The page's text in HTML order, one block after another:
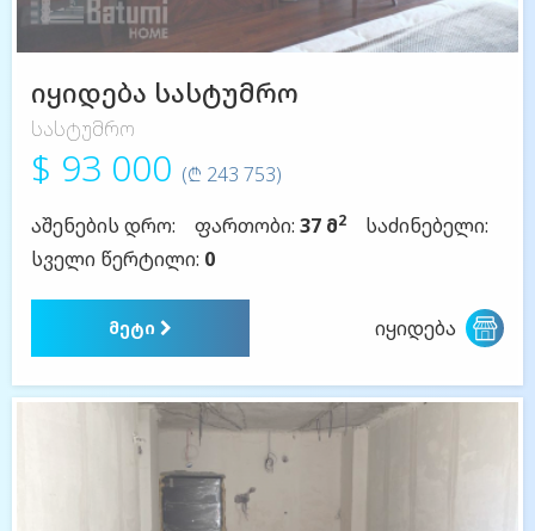
იყიდება სასტუმრო
სასტუმრო
$ 93 000 (₾ 243 753)
აშენების დრო:
ფართობი: 37 მ2
საძინებელი:
სველი წერტილი: 0
მეტი იყიდება